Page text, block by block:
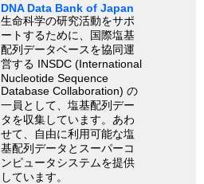
DNA Data Bank of Japan
生命科学の研究活動をサポ
ートするために、国際塩基
配列データベースを協同運
営する INSDC (International
Nucleotide Sequence
Database Collaboration) の
一員として、塩基配列デー
タを収集しています。あわ
せて、自由に利用可能な塩
基配列データとスーパーコ
ンピュータシステムを提供
しています。